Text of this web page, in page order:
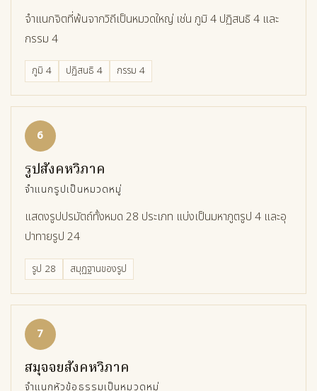
จำแนกจิตที่พ้นจากวิถีเป็นหมวดใหญ่ เช่น ภูมิ 4 ปฏิสนธิ 4 และ
กรรม 4
ภูมิ 4 ปฏิสนธิ 4 กรรม 4
6
รูปสังคหวิภาค
จำแนกรูปเป็นหมวดหมู่
แสดงรูปปรมัตถ์ทั้งหมด 28 ประเภท แบ่งเป็นมหาภูตรูป 4 และอุ
ปาทายรูป 24
รูป 28 สมุฏฐานของรูป
7
สมุจจยสังคหวิภาค
จำแนกหัวข้อธรรมเป็นหมวดหมู่